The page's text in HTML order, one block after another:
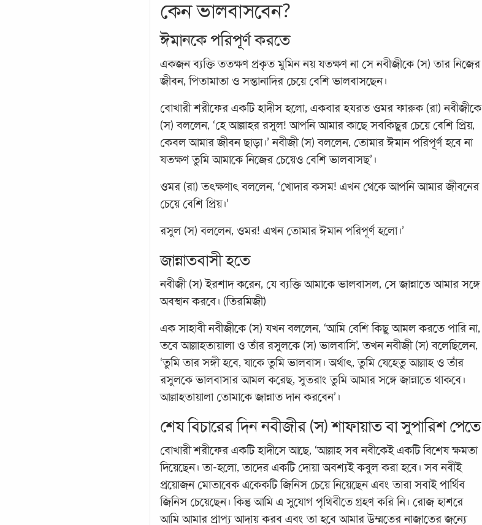
কেন ভালবাসবেন?
ঈমানকে পরিপূর্ণ করতে
একজন ব্যক্তি ততক্ষণ প্রকৃত মুমিন নয় যতক্ষণ না সে নবীজীকে (স) তার নিজের
জীবন, পিতামাতা ও সন্তানাদির চেয়ে বেশি ভালবাসছেন।
বোখারী শরীফের একটি হাদীস হলো, একবার হযরত ওমর ফারুক (রা) নবীজীকে
(স) বললেন, ‘হে আল্লাহর রসুল! আপনি আমার কাছে সবকিছুর চেয়ে বেশি প্রিয়,
কেবল আমার জীবন ছাড়া।’ নবীজী (স) বললেন, তোমার ঈমান পরিপূর্ণ হবে না
যতক্ষণ তুমি আমাকে নিজের চেয়েও বেশি ভালবাসছ’।
ওমর (রা) তৎক্ষণাৎ বললেন, ‘খোদার কসম! এখন থেকে আপনি আমার জীবনের
চেয়ে বেশি প্রিয়।’
রসুল (স) বললেন, ওমর! এখন তোমার ঈমান পরিপূর্ণ হলো।’
জান্নাতবাসী হতে
নবীজী (স) ইরশাদ করেন, যে ব্যক্তি আমাকে ভালবাসল, সে জান্নাতে আমার সঙ্গে
অবস্থান করবে। (তিরমিজী)
এক সাহাবী নবীজীকে (স) যখন বললেন, ‘আমি বেশি কিছু আমল করতে পারি না,
তবে আল্লাহতায়ালা ও তাঁর রসুলকে (স) ভালবাসি’, তখন নবীজী (স) বলেছিলেন,
‘তুমি তার সঙ্গী হবে, যাকে তুমি ভালবাস। অর্থাৎ, তুমি যেহেতু আল্লাহ ও তাঁর
রসুলকে ভালবাসার আমল করেছ, সুতরাং তুমি আমার সঙ্গে জান্নাতে থাকবে।
আল্লাহতায়ালা তোমাকে জান্নাত দান করবেন’।
শেষ বিচারের দিন নবীজীর (স) শাফায়াত বা সুপারিশ পেতে
বোখারী শরীফের একটি হাদীসে আছে, ‘আল্লাহ সব নবীকেই একটি বিশেষ ক্ষমতা
দিয়েছেন। তা-হলো, তাদের একটি দোয়া অবশ্যই কবুল করা হবে। সব নবীই
প্রয়োজন মোতাবেক একেকটি জিনিস চেয়ে নিয়েছেন এবং তারা সবাই পার্থিব
জিনিস চেয়েছেন। কিন্তু আমি এ সুযোগ পৃথিবীতে গ্রহণ করি নি। রোজ হাশরে
আমি আমার প্রাপ্য আদায় করব এবং তা হবে আমার উম্মতের নাজাতের জন্যে